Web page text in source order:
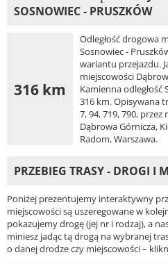
SOSNOWIEC - PRUSZKÓW
316 km
Odległość drogowa
Sosnowiec -
wariantu przejazdu.
miejscowości
Kamienna
316 km. Opisywana
7, 94, 719, 790,
Dąbrowa Górnicza,
Radom, Warszawa.
PRZEBIEG TRASY - DROGI I
Poniżej prezentujemy interaktywny
miejscowości są uszeregowane w
pokazujemy drogę (jej nr i rodzaj), a
miniesz jadąc tą drogą na wybranej
o danej drodze czy miejscowości –